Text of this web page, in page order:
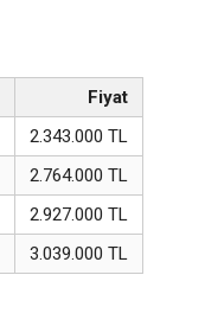
Fiyat
2.343.000 TL
2.764.000 TL
2.927.000 TL
3.039.000 TL